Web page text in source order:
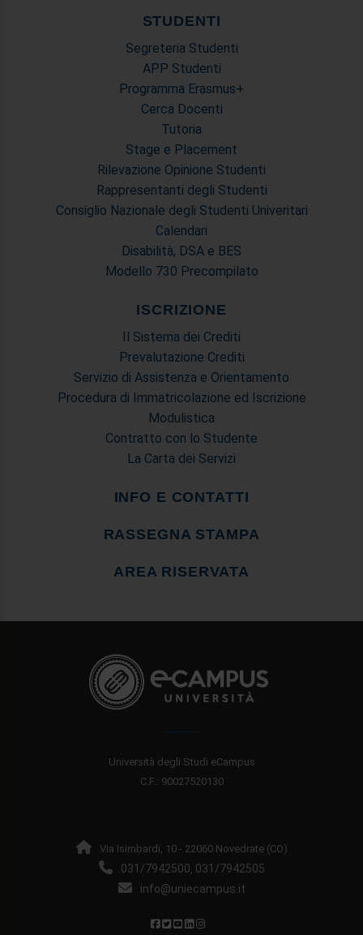
STUDENTI
Segreteria Studenti
APP Studenti
Programma Erasmus+
Cerca Docenti
Tutoria
Stage e Placement
Rilevazione Opinione Studenti
Rappresentanti degli Studenti
Consiglio Nazionale degli Studenti Univeritari
Calendari
Disabilità, DSA e BES
Modello 730 Precompilato
ISCRIZIONE
Il Sistema dei Crediti
Prevalutazione Crediti
Servizio di Assistenza e Orientamento
Procedura di Immatricolazione ed Iscrizione
Modulistica
Contratto con lo Studente
La Carta dei Servizi
INFO E CONTATTI
RASSEGNA STAMPA
AREA RISERVATA
Università degli Studi eCampus
C.F.: 90027520130
Via Isimbardi, 10 - 22060 Novedrate (CO)
031/7942500, 031/7942505
info@uniecampus.it